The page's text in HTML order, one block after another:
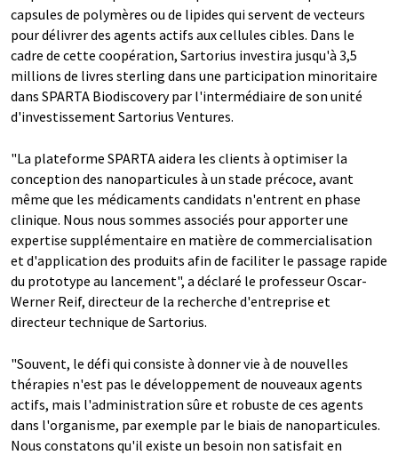
capsules de polymères ou de lipides qui servent de vecteurs
pour délivrer des agents actifs aux cellules cibles. Dans le
cadre de cette coopération, Sartorius investira jusqu'à 3,5
millions de livres sterling dans une participation minoritaire
dans SPARTA Biodiscovery par l'intermédiaire de son unité
d'investissement Sartorius Ventures.
"La plateforme SPARTA aidera les clients à optimiser la
conception des nanoparticules à un stade précoce, avant
même que les médicaments candidats n'entrent en phase
clinique. Nous nous sommes associés pour apporter une
expertise supplémentaire en matière de commercialisation
et d'application des produits afin de faciliter le passage rapide
du prototype au lancement", a déclaré le professeur Oscar-
Werner Reif, directeur de la recherche d'entreprise et
directeur technique de Sartorius.
"Souvent, le défi qui consiste à donner vie à de nouvelles
thérapies n'est pas le développement de nouveaux agents
actifs, mais l'administration sûre et robuste de ces agents
dans l'organisme, par exemple par le biais de nanoparticules.
Nous constatons qu'il existe un besoin non satisfait en